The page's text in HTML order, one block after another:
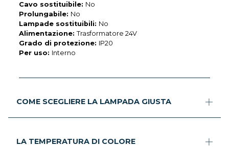
Cavo sostituibile: No
Prolungabile: No
Lampade sostituibili: No
Alimentazione:Trasformatore 24V
Grado di protezione: IP20
Per uso: Interno
COME SCEGLIERE LA LAMPADA GIUSTA
LA TEMPERATURA DI COLORE